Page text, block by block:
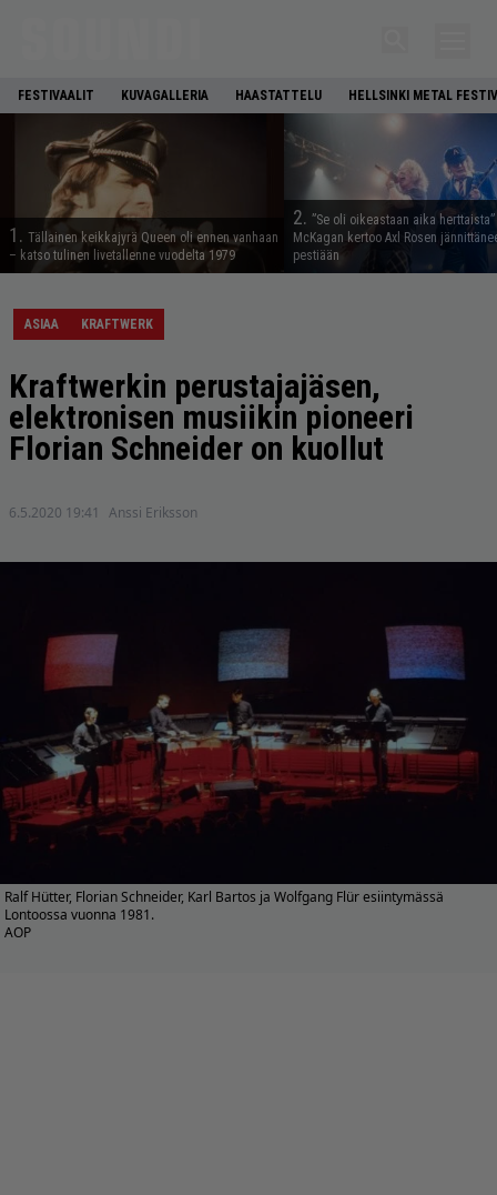
FESTIVAALIT KUVAGALLERIA HAASTATTELU HELLSINKI METAL
1. Tällainen keikkajyrä Queen oli ennen vanhaan
– katso tulinen livetallenne vuodelta 1979
2. ”Se oli oikeastaan aika
McKagan kertoo Axl Rosen
pestiään
ASIAA KRAFTWERK
Kraftwerkin perustajajäsen,
elektronisen musiikin pioneeri
Florian Schneider on kuollut
6.5.2020 19:41 Anssi Eriksson
Ralf Hütter, Florian Schneider, Karl Bartos ja Wolfgang Flür esiintymässä
Lontoossa vuonna 1981.
AOP